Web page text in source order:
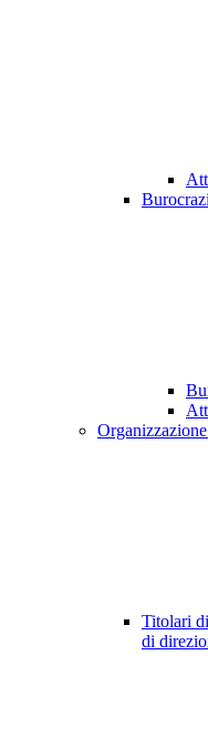
Organizzazione
Titolari
di